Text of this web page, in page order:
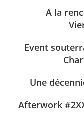
A la
Event
Une
Afterwork